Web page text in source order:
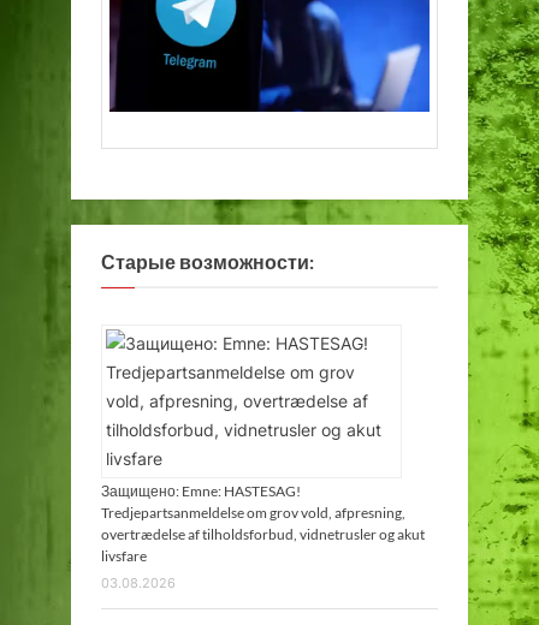
Старые возможности:
Защищено: Emne: HASTESAG!
Tredjepartsanmeldelse om grov vold, afpresning,
overtrædelse af tilholdsforbud, vidnetrusler og akut
livsfare
03.08.2026